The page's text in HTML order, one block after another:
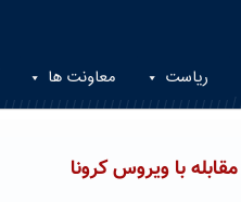
ریاست معاونت ها
با ویروس کرونا